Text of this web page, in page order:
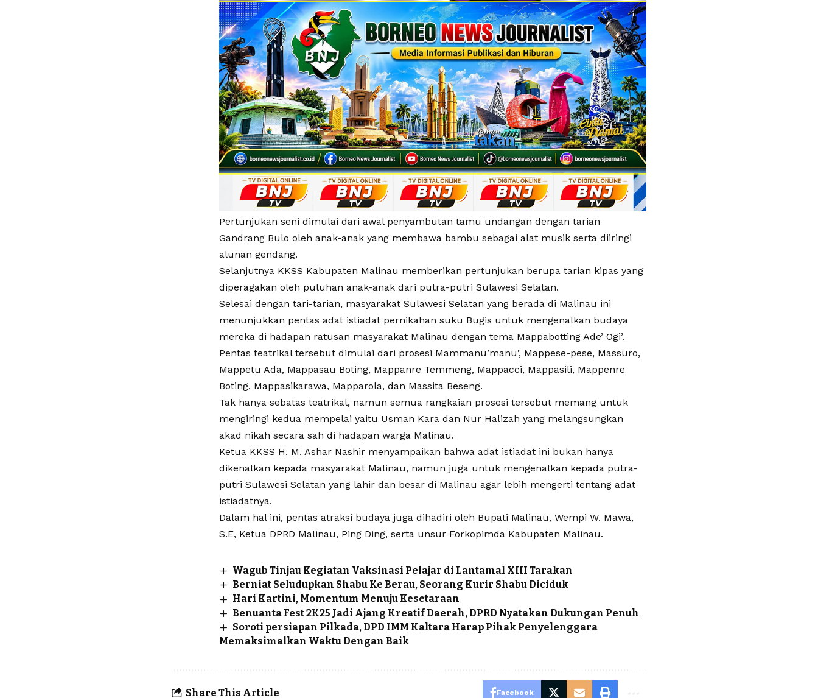
Pertunjukan seni dimulai dari awal penyambutan tamu undangan dengan tarian
Gandrang Bulo oleh anak-anak yang membawa bambu sebagai alat musik serta diiringi
alunan gendang.
Selanjutnya KKSS Kabupaten Malinau memberikan pertunjukan berupa tarian kipas yang
diperagakan oleh puluhan anak-anak dari putra-putri Sulawesi Selatan.
Selesai dengan tari-tarian, masyarakat Sulawesi Selatan yang berada di Malinau ini
menunjukkan pentas adat istiadat pernikahan suku Bugis untuk mengenalkan budaya
mereka di hadapan ratusan masyarakat Malinau dengan tema Mappabotting Ade’ Ogi’.
Pentas teatrikal tersebut dimulai dari prosesi Mammanu’manu’, Mappese-pese, Massuro,
Mappetu Ada, Mappasau Boting, Mappanre Temmeng, Mappacci, Mappasili, Mappenre
Boting, Mappasikarawa, Mapparola, dan Massita Beseng.
Tak hanya sebatas teatrikal, namun semua rangkaian prosesi tersebut memang untuk
mengiringi kedua mempelai yaitu Usman Kara dan Nur Halizah yang melangsungkan
akad nikah secara sah di hadapan warga Malinau.
Ketua KKSS H. M. Ashar Nashir menyampaikan bahwa adat istiadat ini bukan hanya
dikenalkan kepada masyarakat Malinau, namun juga untuk mengenalkan kepada putra-
putri Sulawesi Selatan yang lahir dan besar di Malinau agar lebih mengerti tentang adat
istiadatnya.
Dalam hal ini, pentas atraksi budaya juga dihadiri oleh Bupati Malinau, Wempi W. Mawa,
S.E, Ketua DPRD Malinau, Ping Ding, serta unsur Forkopimda Kabupaten Malinau.
Wagub Tinjau Kegiatan Vaksinasi Pelajar di Lantamal XIII Tarakan
Berniat Seludupkan Shabu Ke Berau, Seorang Kurir Shabu Diciduk
Hari Kartini, Momentum Menuju Kesetaraan
Benuanta Fest 2K25 Jadi Ajang Kreatif Daerah, DPRD Nyatakan Dukungan Penuh
Soroti persiapan Pilkada, DPD IMM Kaltara Harap Pihak Penyelenggara
Memaksimalkan Waktu Dengan Baik
Share This Article Facebook